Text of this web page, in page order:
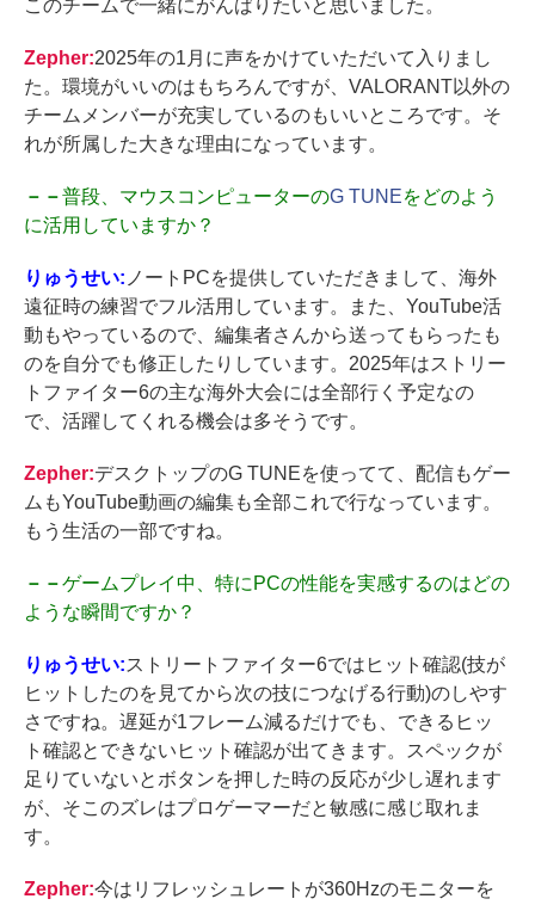
このチームで一緒にがんばりたいと思いました。
Zepher:2025年の1月に声をかけていただいて入りまし
た。環境がいいのはもちろんですが、VALORANT以外の
チームメンバーが充実しているのもいいところです。そ
れが所属した大きな理由になっています。
－－普段、マウスコンピューターのG TUNEをどのよう
に活用していますか？
りゅうせい: ノートPCを提供していただきまして、海外
遠征時の練習でフル活用しています。また、YouTube活
動もやっているので、編集者さんから送ってもらったも
のを自分でも修正したりしています。2025年はストリー
トファイター6の主な海外大会には全部行く予定なの
で、活躍してくれる機会は多そうです。
Zepher:デスクトップのG TUNEを使ってて、配信もゲー
ムもYouTube動画の編集も全部これで行なっています。
もう生活の一部ですね。
－－ゲームプレイ中、特にPCの性能を実感するのはどの
ような瞬間ですか？
りゅうせい:ストリートファイター6ではヒット確認(技が
ヒットしたのを見てから次の技につなげる行動)のしやす
さですね。遅延が1フレーム減るだけでも、できるヒッ
ト確認とできないヒット確認が出てきます。スペックが
足りていないとボタンを押した時の反応が少し遅れます
が、そこのズレはプロゲーマーだと敏感に感じ取れま
す。
Zepher:今はリフレッシュレートが360Hzのモニターを